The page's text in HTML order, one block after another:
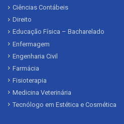
Ciências Contábeis
Direito
Educação Física – Bacharelado
Enfermagem
Engenharia Civil
Farmácia
Fisioterapia
Medicina Veterinária
Tecnólogo em Estética e Cosmética